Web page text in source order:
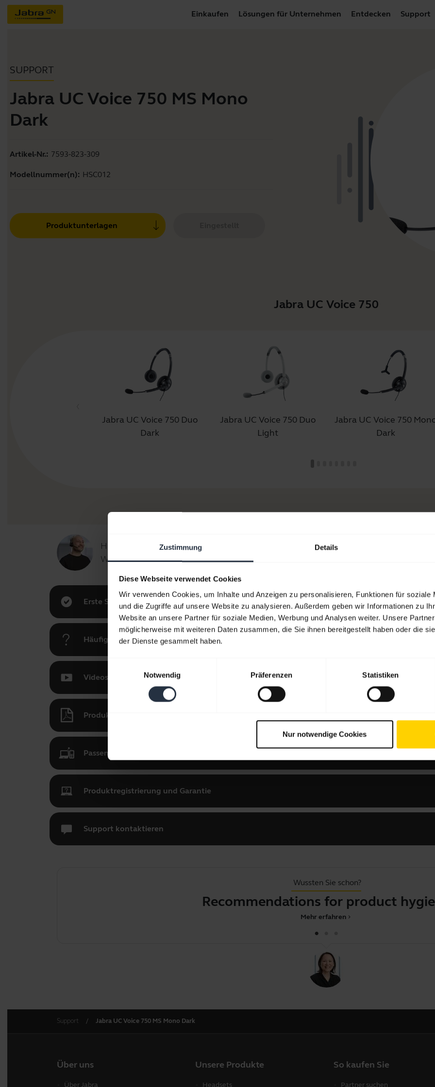
Zustimmung Details
Diese Webseite verwendet Cookies
Wir verwenden Cookies, um Inhalte und Anzeigen zu personalisieren, Funktionen für soziale
und die Zugriffe auf unsere Website zu analysieren. Außerdem geben wir Informationen zu
Website an unsere Partner für soziale Medien, Werbung und Analysen weiter. Unsere
möglicherweise mit weiteren Daten zusammen, die Sie ihnen bereitgestellt haben oder die
der Dienste gesammelt haben.
Einwilligungsauswahl
Notwendig
Präferenzen Statistiken
Nur notwendige Cookies
Einkaufen Lösungen für Unternehmen Entdecken Support
SUPPORT
Jabra UC Voice 750 MS Mono
Dark
Artikel-Nr.: 7593-823-309
Modellnummer(n): HSC012
Produktunterlagen
Jabra UC Voice 750
Jabra UC Voice 750 Duo
Dark
Jabra UC Voice 750 Duo
Light
Jabra UC Voice 750
Dark
Hallo,
Wie kann ich Ihnen heute helfen?
Erste Schritte
Häufig gestellte Fragen (FAQ)
Videos
Produktunterlagen
Passen Sie Ihr Jabra UC Voice 750 MS Mono Dark an
Produktregistrierung und Garantie
Support kontaktieren
Wussten Sie schon?
Recommendations for product
chevron_right
Mehr erfahren
Support Jabra UC Voice 750 MS Mono Dark
Über uns
Über Jabra
Unsere Produkte
Headsets
So kaufen Sie
Partner suchen